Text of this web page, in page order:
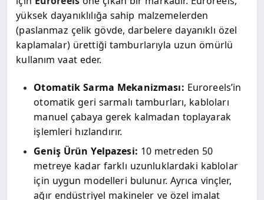
yüksek dayanıklılığa sahip malzemelerden
(paslanmaz çelik gövde, darbelere dayanıklı özel
kaplamalar) ürettiği tamburlarıyla uzun ömürlü
kullanım vaat eder.
Otomatik Sarma Mekanizması: Euroreels’in
otomatik geri sarmalı tamburları, kabloları
manuel çabaya gerek kalmadan toplayarak
işlemleri hızlandırır.
Geniş Ürün Yelpazesi: 10 metreden 50
metreye kadar farklı uzunluklardaki kablolar
için uygun modelleri bulunur. Ayrıca vinçler,
ağır endüstriyel makineler ve özel imalat